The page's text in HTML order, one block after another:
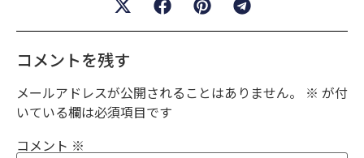
コメントを残す
メールアドレスが公開されることはありません。 ※ が付
いている欄は必須項目です
コメント ※